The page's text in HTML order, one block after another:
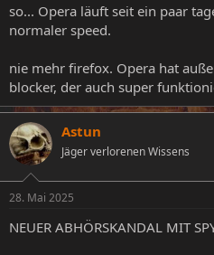
so... Opera läuft seit ein paar
normaler speed.
nie mehr firefox. Opera hat
blocker, der auch super
Astun
Jäger verlorenen Wissens
28. Mai 2025
NEUER ABHÖRSKANDAL MIT